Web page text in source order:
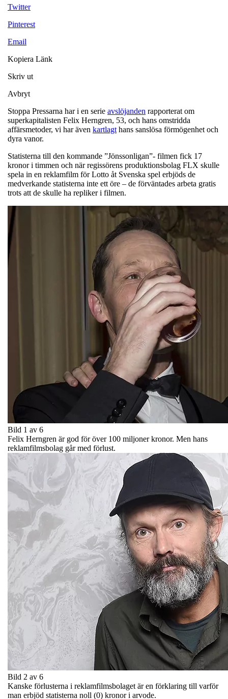
Twitter
Pinterest
Email
Kopiera Länk
Skriv ut
Avbryt
Stoppa Pressarna har i en serie avslöjanden rapporterat om
superkapitalisten Felix Herngren, 53, och hans omstridda
affärsmetoder, vi har även kartlagt hans sanslösa förmögenhet och
dyra vanor.
Statisterna till den kommande ”Jönssonligan”- filmen fick 17
kronor i timmen och när regissörens produktionsbolag FLX skulle
spela in en reklamfilm för Lotto åt Svenska spel erbjöds de
medverkande statisterna inte ett öre – de förväntades arbeta gratis
trots att de skulle ha repliker i filmen.
Bild 1 av 6
Felix Herngren är god för över 100 miljoner kronor. Men hans
reklamfilmsbolag går med förlust.
Bild 2 av 6
Kanske förlusterna i reklamfilmsbolaget är en förklaring till varför
man erbjöd statisterna noll (0) kronor i arvode.